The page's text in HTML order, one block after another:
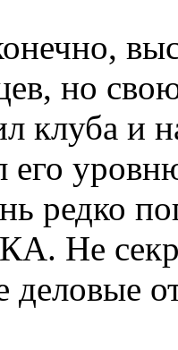
но
клуба и
его
редко
Не
деловые